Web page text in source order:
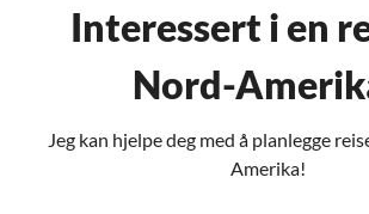
Interessert i en
Nord-
Jeg kan hjelpe deg med å planlegge
Amerika!